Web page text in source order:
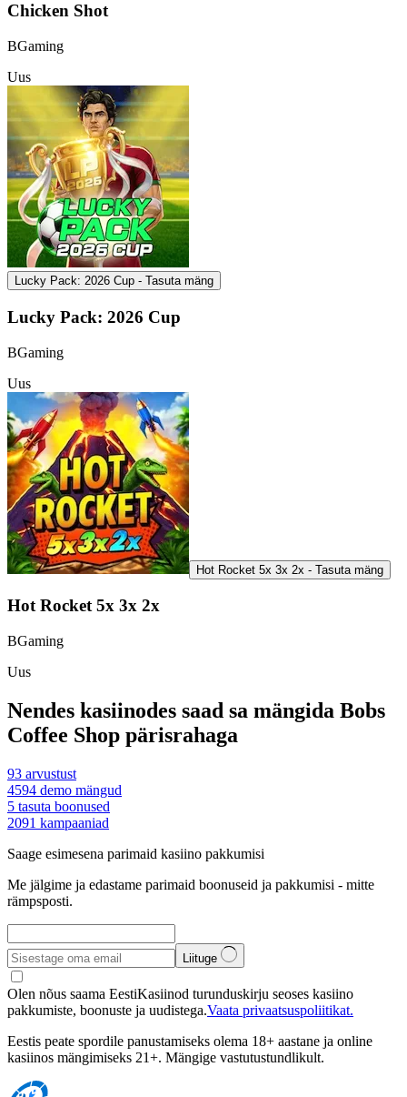
Chicken Shot
BGaming
Uus
Lucky Pack: 2026 Cup - Tasuta mäng
Lucky Pack: 2026 Cup
BGaming
Uus
Hot Rocket 5x 3x 2x - Tasuta mäng
Hot Rocket 5x 3x 2x
BGaming
Uus
Nendes kasiinodes saad sa mängida Bobs
Coffee Shop pärisrahaga
93 arvustust
4594 demo mängud
5 tasuta boonused
2091 kampaaniad
Saage esimesena parimaid kasiino pakkumisi
Me jälgime ja edastame parimaid boonuseid ja pakkumisi - mitte
rämpsposti.
Liituge
Olen nõus saama EestiKasiinod turunduskirju seoses kasiino
pakkumiste, boonuste ja uudistega.Vaata privaatsuspoliitikat.
Eestis peate spordile panustamiseks olema 18+ aastane ja online
kasiinos mängimiseks 21+. Mängige vastutustundlikult.